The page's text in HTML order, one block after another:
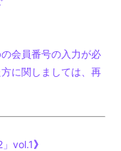
会員番号の入力が必
に関しましては、再
vol.1》